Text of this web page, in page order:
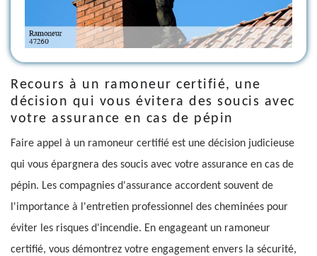
Recours à un ramoneur certifié, une
décision qui vous évitera des soucis avec
votre assurance en cas de pépin
Faire appel à un ramoneur certifié est une décision judicieuse
qui vous épargnera des soucis avec votre assurance en cas de
pépin. Les compagnies d'assurance accordent souvent de
l'importance à l'entretien professionnel des cheminées pour
éviter les risques d'incendie. En engageant un ramoneur
certifié, vous démontrez votre engagement envers la sécurité,